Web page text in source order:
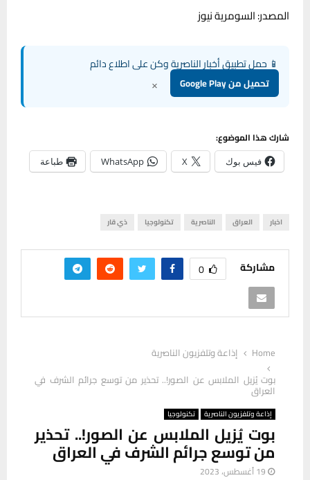
المصدر: السومرية نيوز
📱 حمل تطبيق أخبار الناصرية وكن على اطلاع دائم
تحميل من Google Play ×
شارك هذا الموضوع:
فيس بوك X
WhatsApp طباعة
اخبار العراق الناصرية تكنولوجيا ذي قار
مشاركة 0
Home
إذاعة وتلفزيون الناصرية
بوت يُزيل الملابس عن الصور!.. تحذير من توسع جرائم الشرف في
العراق
إذاعة وتلفزيون الناصرية تكنولوجيا
بوت يُزيل الملابس عن الصور!.. تحذير
من توسع جرائم الشرف في العراق
19 أغسطس، 2023